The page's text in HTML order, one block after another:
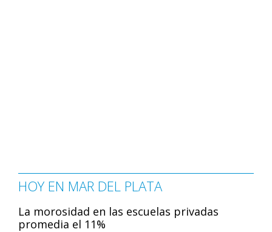
HOY EN MAR DEL PLATA
La morosidad en las escuelas privadas
promedia el 11%